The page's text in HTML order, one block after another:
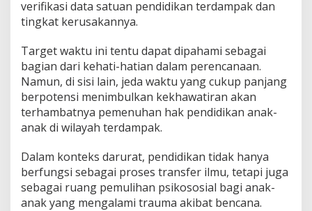
verifikasi data satuan pendidikan terdampak dan
tingkat kerusakannya.
Target waktu ini tentu dapat dipahami sebagai
bagian dari kehati-hatian dalam perencanaan.
Namun, di sisi lain, jeda waktu yang cukup panjang
berpotensi menimbulkan kekhawatiran akan
terhambatnya pemenuhan hak pendidikan anak-
anak di wilayah terdampak.
Dalam konteks darurat, pendidikan tidak hanya
berfungsi sebagai proses transfer ilmu, tetapi juga
sebagai ruang pemulihan psikososial bagi anak-
anak yang mengalami trauma akibat bencana.